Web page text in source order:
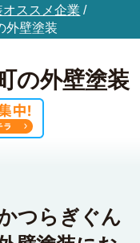
ススメ企業 /
外壁塗装
の外壁塗装
つらぎぐん